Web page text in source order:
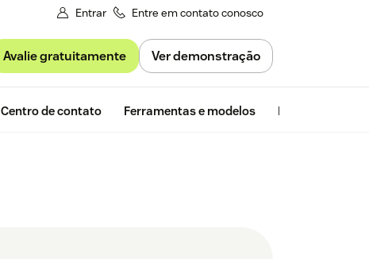
Entrar Entre em contato conosco
Avalie gratuitamente Ver demonstração
Centro de contato Ferramentas e modelos Insights da